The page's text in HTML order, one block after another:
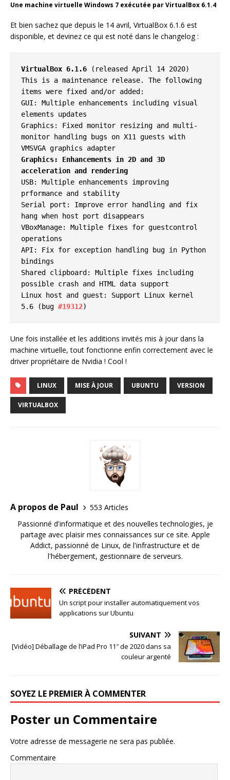
Une machine virtuelle Windows 7 exécutée par VirtualBox 6.1.4
Et bien sachez que depuis le 14 avril, VirtualBox 6.1.6 est
disponible, et devinez ce qui est noté dans le changelog :
VirtualBox 6.1.6 (released April 14 2020)
This is a maintenance release. The following
items were fixed and/or added:
GUI: Multiple enhancements including visual
elements updates
Graphics: Fixed monitor resizing and multi-
monitor handling bugs on X11 guests with
Graphics: Enhancements in 2D and 3D
acceleration and rendering
USB: Multiple enhancements improving
prformance and stability
Serial port: Improve error handling and fix
hang when host port disappears
VBoxManage: Multiple fixes for guestcontrol
operations
API: Fix for exception handling bug in Python
bindings
Shared clipboard: Multiple fixes including
possible crash and HTML data support
Linux host and guest: Support Linux kernel
5.6 (bug #19312)
Une fois installée et les additions invités mis à jour dans la
machine virtuelle, tout fonctionne enfin correctement avec le
driver propriétaire de Nvidia ! Cool !
LINUX MISE À JOUR UBUNTU VERSION
VIRTUALBOX
A propos de Paul
553 Articles
Passionné d'informatique et des nouvelles technologies, je
partage avec plaisir mes connaissances sur ce site. Apple
Addict, passionné de Linux, de l'infrastructure et de
l'hébergement, gestionnaire de serveurs.
PRÉCÉDENT
Un script pour installer automatiquement vos
applications sur Ubuntu
SUIVANT
[Vidéo] Déballage de l’iPad Pro 11″ de 2020 dans sa
couleur argenté
SOYEZ LE PREMIER À COMMENTER
Poster un Commentaire
Votre adresse de messagerie ne sera pas publiée.
Commentaire